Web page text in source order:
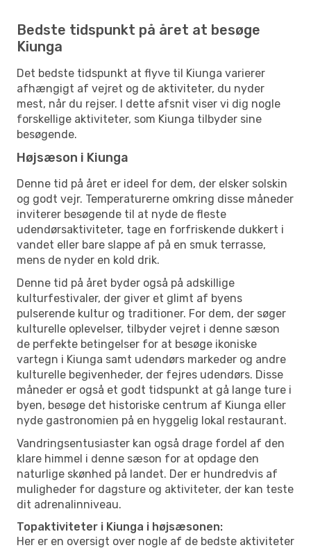
Bedste tidspunkt på året at besøge
Kiunga
Det bedste tidspunkt at flyve til Kiunga varierer
afhængigt af vejret og de aktiviteter, du nyder
mest, når du rejser. I dette afsnit viser vi dig nogle
forskellige aktiviteter, som Kiunga tilbyder sine
besøgende.
Højsæson i Kiunga
Denne tid på året er ideel for dem, der elsker solskin
og godt vejr. Temperaturerne omkring disse måneder
inviterer besøgende til at nyde de fleste
udendørsaktiviteter, tage en forfriskende dukkert i
vandet eller bare slappe af på en smuk terrasse,
mens de nyder en kold drik.
Denne tid på året byder også på adskillige
kulturfestivaler, der giver et glimt af byens
pulserende kultur og traditioner. For dem, der søger
kulturelle oplevelser, tilbyder vejret i denne sæson
de perfekte betingelser for at besøge ikoniske
vartegn i Kiunga samt udendørs markeder og andre
kulturelle begivenheder, der fejres udendørs. Disse
måneder er også et godt tidspunkt at gå lange ture i
byen, besøge det historiske centrum af Kiunga eller
nyde gastronomien på en hyggelig lokal restaurant.
Vandringsentusiaster kan også drage fordel af den
klare himmel i denne sæson for at opdage den
naturlige skønhed på landet. Der er hundredvis af
muligheder for dagsture og aktiviteter, der kan teste
dit adrenalinniveau.
Topaktiviteter i Kiunga i højsæsonen:
Her er en oversigt over nogle af de bedste aktiviteter